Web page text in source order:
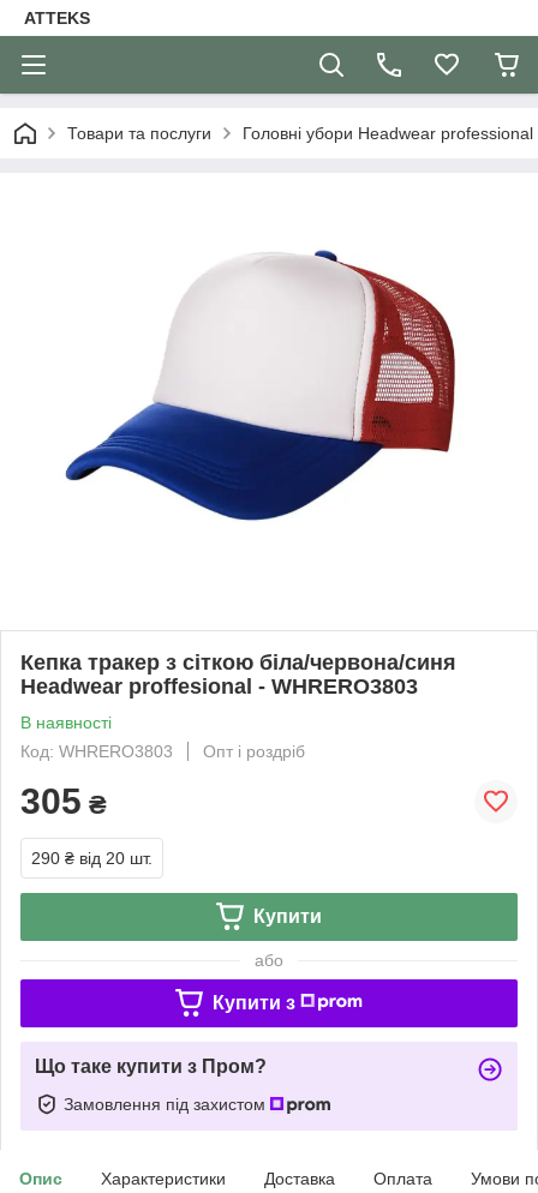
ATTEKS
Товари та послуги Головні убори Headwear professional
Кепка тракер з сіткою біла/червона/синя
Headwear proffesional - WHRERO3803
В наявності
Код: WHRERO3803
Опт і роздріб
305 ₴
290 ₴ від 20 шт.
Купити
або
Купити з
Що таке купити з Пром?
Замовлення під захистом
Опис Характеристики Доставка Оплата Умови